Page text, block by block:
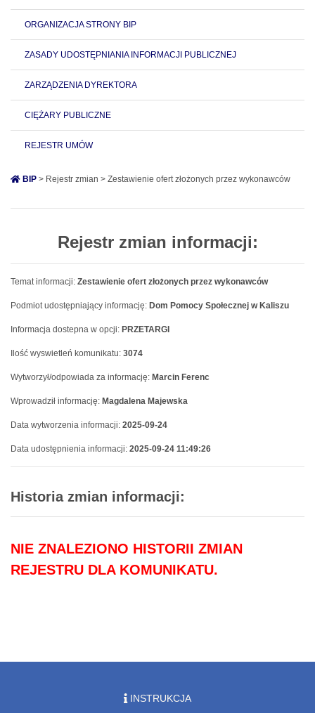
ORGANIZACJA STRONY BIP
ZASADY UDOSTĘPNIANIA INFORMACJI PUBLICZNEJ
ZARZĄDZENIA DYREKTORA
CIĘŻARY PUBLICZNE
REJESTR UMÓW
BIP > Rejestr zmian > Zestawienie ofert złożonych przez wykonawców
Rejestr zmian informacji:
Temat informacji: Zestawienie ofert złożonych przez wykonawców
Podmiot udostępniający informację: Dom Pomocy Społecznej w Kaliszu
Informacja dostepna w opcji: PRZETARGI
Ilość wyswietleń komunikatu: 3074
Wytworzył/odpowiada za informację: Marcin Ferenc
Wprowadził informację: Magdalena Majewska
Data wytworzenia informacji: 2025-09-24
Data udostępnienia informacji: 2025-09-24 11:49:26
Historia zmian informacji:
NIE ZNALEZIONO HISTORII ZMIAN
REJESTRU DLA KOMUNIKATU.
INSTRUKCJA